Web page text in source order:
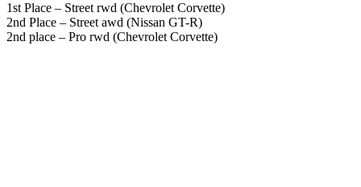
1st Place – Street rwd (Chevrolet Corvette)
2nd Place – Street awd (Nissan GT-R)
2nd place – Pro rwd (Chevrolet Corvette)